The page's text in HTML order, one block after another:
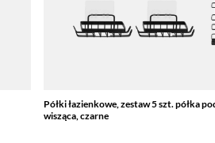
Półki łazienkowe, zestaw 5 szt. półka
wisząca, czarne